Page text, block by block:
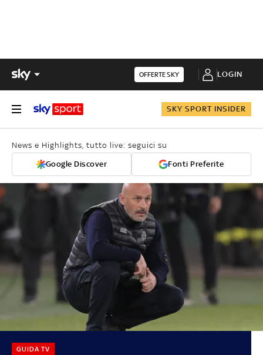
OFFERTE SKY LOGIN
SKY SPORT INSIDER
News e Highlights, tutto live: seguici su
Google Discover Fonti Preferite
GUIDA TV